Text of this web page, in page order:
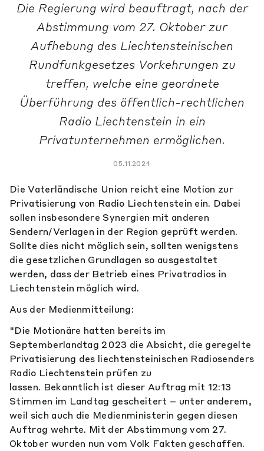
Die Regierung wird beauftragt, nach der
Abstimmung vom 27. Oktober zur
Aufhebung des Liechtensteinischen
Rundfunkgesetzes Vorkehrungen zu
treffen, welche eine geordnete
Überführung des öffentlich-rechtlichen
Radio Liechtenstein in ein
Privatunternehmen ermöglichen.
05.11.2024
Die Vaterländische Union reicht eine Motion zur
Privatisierung von Radio Liechtenstein ein. Dabei
sollen insbesondere Synergien mit anderen
Sendern/Verlagen in der Region geprüft werden.
Sollte dies nicht möglich sein, sollten wenigstens
die gesetzlichen Grundlagen so ausgestaltet
werden, dass der Betrieb eines Privatradios in
Liechtenstein möglich wird.
Aus der Medienmitteilung:
"Die Motionäre hatten bereits im
Septemberlandtag 2023 die Absicht, die geregelte
Privatisierung des liechtensteinischen Radiosenders
Radio Liechtenstein prüfen zu
lassen. Bekanntlich ist dieser Auftrag mit 12:13
Stimmen im Landtag gescheitert – unter anderem,
weil sich auch die Medienministerin gegen diesen
Auftrag wehrte. Mit der Abstimmung vom 27.
Oktober wurden nun vom Volk Fakten geschaffen.